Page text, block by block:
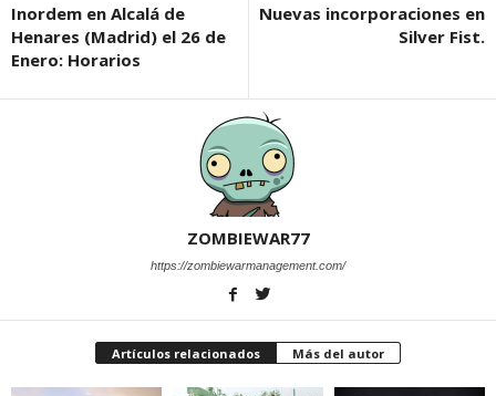
Inordem en Alcalá de
Henares (Madrid) el 26 de
Enero: Horarios
Nuevas incorporaciones en
Silver Fist.
ZOMBIEWAR77
https://zombiewarmanagement.com/
Artículos relacionados Más del autor